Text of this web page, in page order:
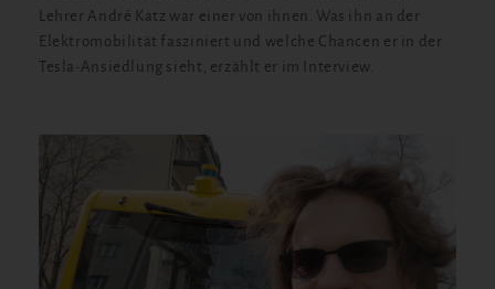
Lehrer André Katz war einer von ihnen. Was ihn an der
Elektromobilität fasziniert und welche Chancen er in der
Tesla-Ansiedlung sieht, erzählt er im Interview.